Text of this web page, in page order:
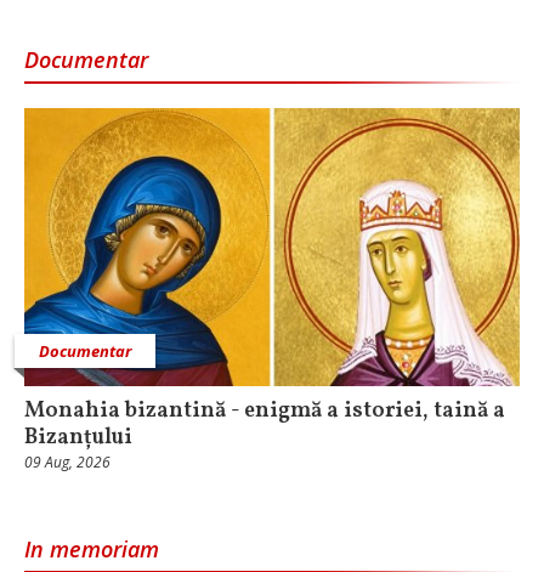
Documentar
Documentar
Monahia bizantină - enigmă a istoriei, taină a
Bizanțului
09 Aug, 2026
In memoriam